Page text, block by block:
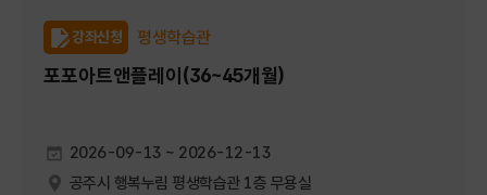
강좌신청 평생학습관
포포아트앤플레이(36~45개월)
2026-09-13 ~ 2026-12-13
공주시 행복누림 평생학습관 1층 무용실